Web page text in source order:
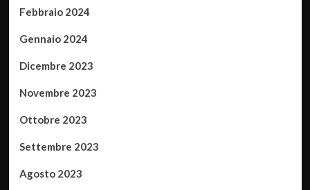
Febbraio 2024
Gennaio 2024
Dicembre 2023
Novembre 2023
Ottobre 2023
Settembre 2023
Agosto 2023